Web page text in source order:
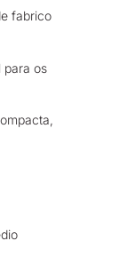
fabrico
para os